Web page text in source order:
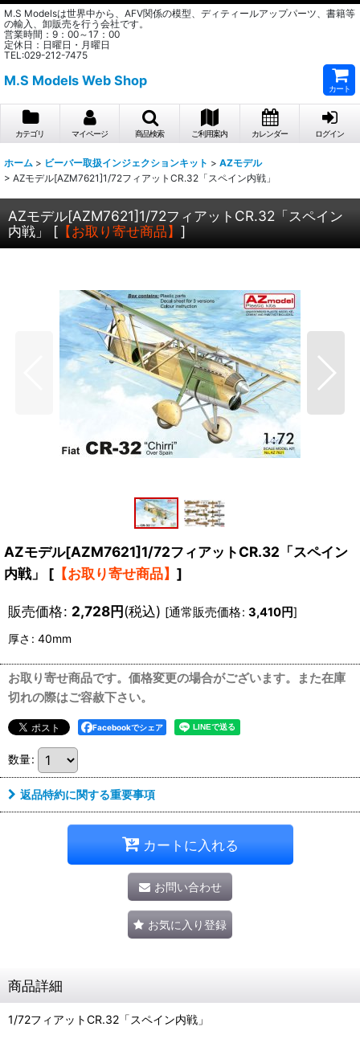
M.S Modelsは世界中から、AFV関係の模型、ディティールアップパーツ、書籍等
の輸入、卸販売を行う会社です。
営業時間：9：00～17：00
定休日：日曜日・月曜日
TEL:029-212-7475
M.S Models Web Shop
カート
カテゴリ マイページ 商品検索 ご利用案内 カレンダー ログイン
ホーム > ビーバー取扱インジェクションキット > AZモデル
> AZモデル[AZM7621]1/72フィアットCR.32「スペイン内戦」
AZモデル[AZM7621]1/72フィアットCR.32「スペイン
内戦」
[ 【お取り寄せ商品】 ]
AZモデル[AZM7621]1/72フィアットCR.32「スペイン
内戦」
[ 【お取り寄せ商品】 ]
販売価格: 2,728円(税込) [通常販売価格: 3,410円]
厚さ : 40mm
お取り寄せ商品です。価格変更の場合がございます。また在庫
切れの際はご容赦下さい。
Facebookでシェア
数量:
返品特約に関する重要事項
カートに入れる
お問い合わせ
お気に入り登録
商品詳細
1/72フィアットCR.32「スペイン内戦」